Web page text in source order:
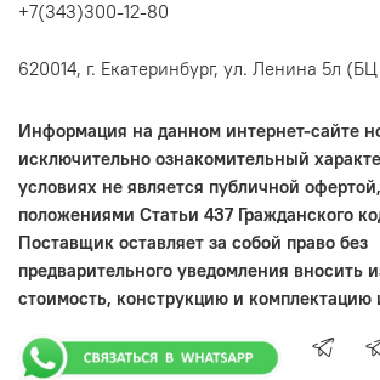
+7(343)300-12-80
620014, г. Екатеринбург, ул. Ленина 5л
Информация на данном интернет-сайте
исключительно ознакомительный
условиях не является публичной
положениями Статьи 437 Гражданского
Поставщик оставляет за собой право без
предварительного уведомления вносить
стоимость, конструкцию и комплектацию